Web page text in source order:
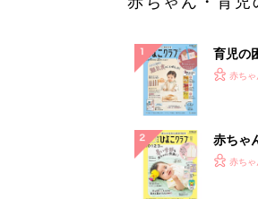
育児の
『ひよ
赤ち
赤ちゃ
てのひ
赤ち